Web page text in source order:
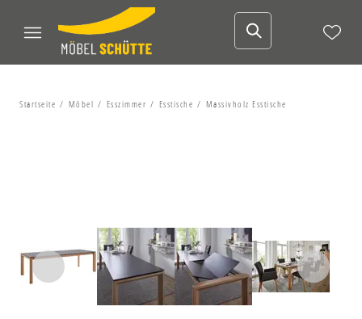
Startseite Möbel Esszimmer Esstische Massivholz Esstische